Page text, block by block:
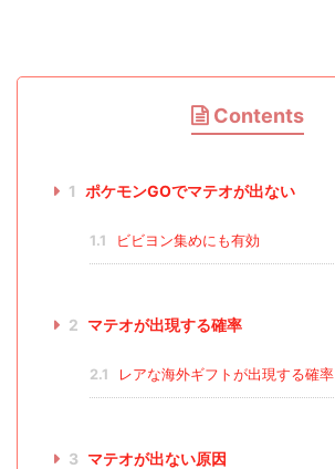
Contents
1 ポケモンGOでマテオが出ない
1.1 ビビヨン集めにも有効
2 マテオが出現する確率
2.1 レアな海外ギフトが出現する確率
3 マテオが出ない原因